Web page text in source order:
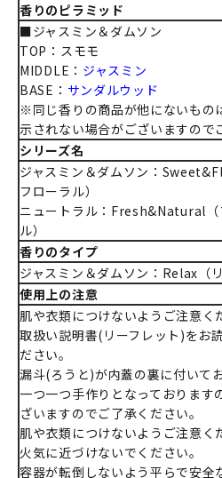
香りのピラミッド
■ジャスミン＆ダムソン
TOP：スモモ
MIDDLE： ジャスミン
BASE： サンダルウッド
※同じ香りの商品が他にないもの
示されない場合がございますので
シリーズ名
ジャスミン＆ダムソン：
フローラル）
ニュートラル：Fresh&Natural（
ル）
香りのタイプ
ジャスミン＆ダムソン：Relax（リ
使用上の注意
肌や衣類につけないようご注意く
取扱い説明書(リーフレット)をお
ださい。
漏斗(ろうと)が内蓋の裏に付いてお
一つ一つ手作りとなっております
ざいますのでご了承ください。
肌や衣類につけないようご注意く
火気に近づけないでください。
容器が転倒しないよう平らで安全